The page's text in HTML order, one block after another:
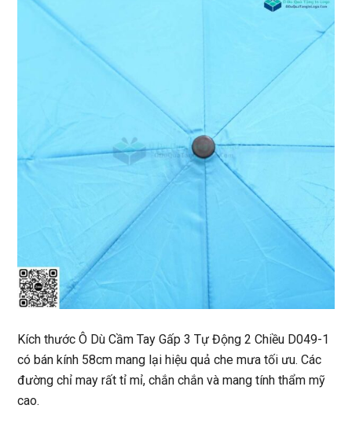
Kích thước Ô Dù Cầm Tay Gấp 3 Tự Động 2 Chiều D049-1
có bán kính 58cm mang lại hiệu quả che mưa tối ưu. Các
đường chỉ may rất tỉ mỉ, chắn chắn và mang tính thẩm mỹ
cao.